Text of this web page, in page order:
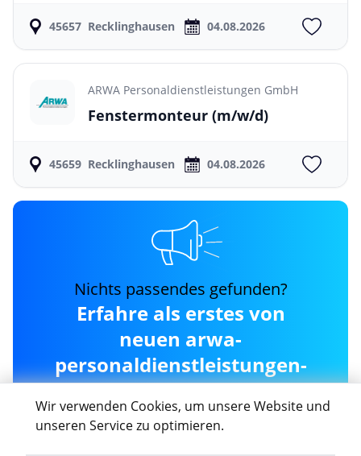
Wir verwenden Cookies, um unsere Website und
unseren Service zu optimieren.
45657 Recklinghausen 04.08.2026
ARWA Personaldienstleistungen GmbH
Fenstermonteur (m/w/d)
45659 Recklinghausen 04.08.2026
Nichts passendes gefunden?
Erfahre als erstes von
neuen arwa-
personaldienstleistungen-
gmbh Jobs in
Recklinghausen